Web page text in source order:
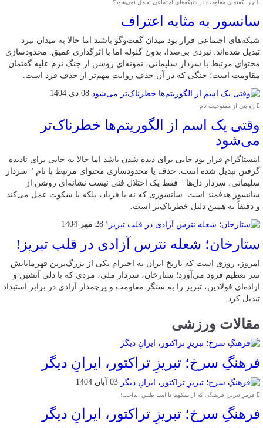
چرا گفتمان مقاومت در شبکه‌های اجتماعی تحمل نمی‌شود؟
سانسور به مثابه اعتراف
شبکه‌های اجتماعی قرار بود میدان گفت‌وگو باشند اما حالا به میدان نبرد
تبدیل شده‌اند. نبردی بی‌صدا، بدون گلوله اما با اثرگذاری عمیق. محدودسازی
محتوای مرتبط با سردار سلیمانی، نمونه‌ای روشن از جنگ نرم علیه گفتمان
مقاومت است؛ جنگی که در آن حذف روایت مهم‌تر از حذف فرد است.
08 دی 1404
روایتی از ممنوعیت نام
وقتی یک اسم از الگوریتم‌ها خطرناک‌تر
می‌شود
اینستاگرام قرار بود جایی برای دیده شدن باشد اما حالا به جایی برای نادیده
گرفتن تبدیل شده است. حذف یا محدودسازی محتوای مرتبط با نام " سردار
سلیمانی، سردار دل‌ها " فقط یک اختلال فنی نیست نشانه‌ای روشن از
سانسور هدفمند است. سانسوری که نه با فریاد، بلکه با سکوت عمل می‌کند
و دقیقاً به همین دلیل خطرناک‌تر است.
28 مهر 1404
ستارخان؛ شعله نترس آزادی در قلب تبریز!
امروز، روزی است که تاریخ ایران به احترام یکی از بزرگ‌ترین قهرمانانش
سر تعظیم فرود می‌آورد؛ ستارخان، سردار ملی، مردی که با دلی آتشین و
اراده‌ای فولادین، تبریز را به سنگر مقاومت و پرچمدار آزادی در برابر استبداد
تبدیل کرد.
مقالات ورزشی
فرهنگِ سرخ؛ تبریزِ تراکتور، ایرانِ دیگر
03 آبان 1404
قرمزِ تبریز؛ فرهنگی که از سکوها تا آسیا طنین انداخت؛
فرهنگِ سرخ؛ تبریزِ تراکتور، ایرانِ دیگر